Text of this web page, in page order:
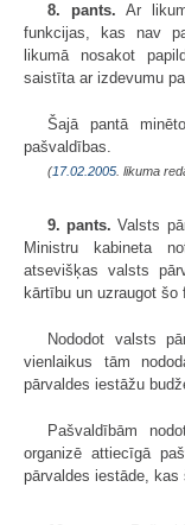
8. pants. Ar
funkcijas, kas nav
likumā nosakot
saistīta ar izdevumu
Šajā pantā
pašvaldības.
(17.02.2005. likuma
9. pants. Valsts
Ministru kabineta
atsevišķas valsts
kārtību un uzraugot šo
Nododot valsts
vienlaikus tām
pārvaldes iestāžu
Pašvaldībām
organizē attiecīgā
pārvaldes iestāde,